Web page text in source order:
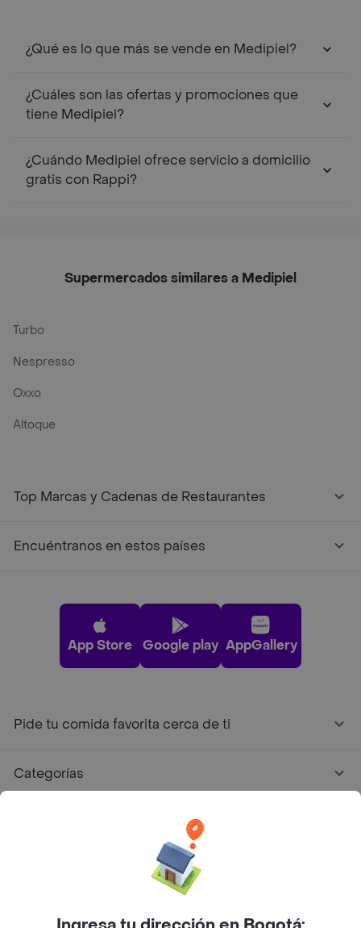
¿Qué es lo que más se vende en Medipiel?
¿Cuáles son las ofertas y promociones que
tiene Medipiel?
¿Cuándo Medipiel ofrece servicio a domicilio
gratis con Rappi?
Supermercados similares a Medipiel
Turbo
Nespresso
Oxxo
Altoque
Top Marcas y Cadenas de Restaurantes
Encuéntranos en estos países
App Store Google play AppGallery
Pide tu comida favorita cerca de ti
Categorías
Facebook
Twitter
Instagram